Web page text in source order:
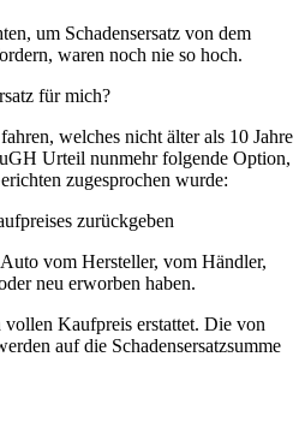
um Schadensersatz von dem
waren noch nie so hoch.
für mich?
welches nicht älter als 10 Jahre
Urteil nunmehr folgende Option,
zugesprochen wurde:
zurückgeben
vom Hersteller, vom Händler,
neu erworben haben.
vollen Kaufpreis erstattet. Die von
auf die Schadensersatzsumme